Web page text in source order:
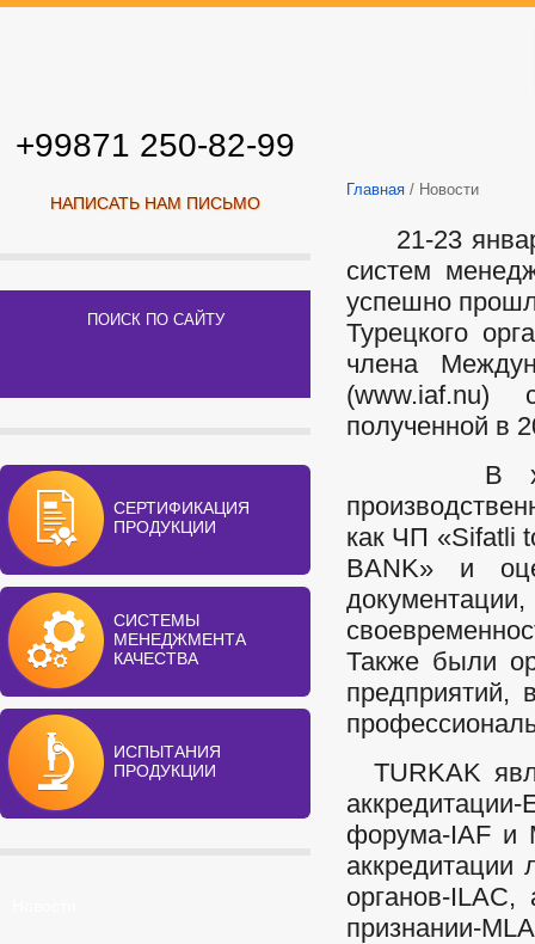
+99871 250-82-99
НАПИСАТЬ НАМ ПИСЬМО
ПОИСК ПО САЙТУ
СЕРТИФИКАЦИЯ
ПРОДУКЦИИ
СИСТЕМЫ
МЕНЕДЖМЕНТА
КАЧЕСТВА
ИСПЫТАНИЯ
ПРОДУКЦИИ
Главная / Новости
21-23
систем
успешно
Турецкого
члена
(www.iaf.nu)
полученной в
В ходе
как ЧП «Sifatli
BANK» и
Также были
предприятий,
TURKAK
форума-IAF и
аккредитации
органов-
признании-